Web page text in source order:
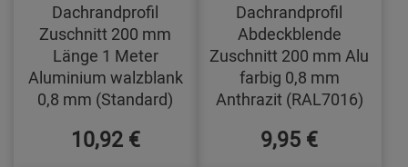
Dachrandprofil
Zuschnitt 200 mm
Länge 1 Meter
Aluminium walzblank
0,8 mm (Standard)
10,92 €
Dachrandprofil
Abdeckblende
Zuschnitt 200 mm Alu
farbig 0,8 mm
Anthrazit (RAL7016)
9,95 €